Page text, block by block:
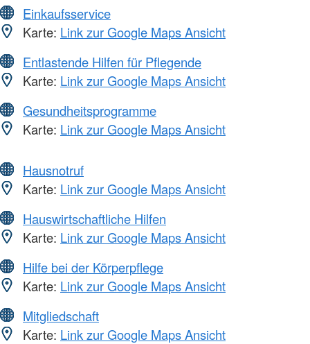
Einkaufsservice
Karte: Link zur Google Maps Ansicht
Entlastende Hilfen für Pflegende
Karte: Link zur Google Maps Ansicht
Gesundheitsprogramme
Karte: Link zur Google Maps Ansicht
Hausnotruf
Karte: Link zur Google Maps Ansicht
Hauswirtschaftliche Hilfen
Karte: Link zur Google Maps Ansicht
Hilfe bei der Körperpflege
Karte: Link zur Google Maps Ansicht
Mitgliedschaft
Karte: Link zur Google Maps Ansicht